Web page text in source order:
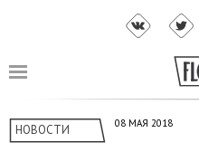
НОВОСТИ 08 МАЯ 2018